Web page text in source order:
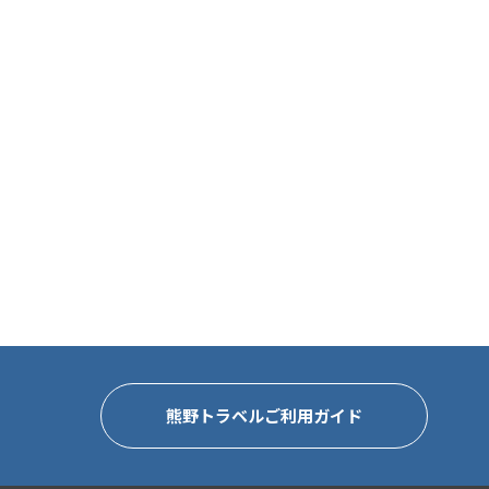
熊野トラベルご利用ガイド